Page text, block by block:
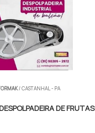
/ CASTANHAL - PA
DE FRUTAS